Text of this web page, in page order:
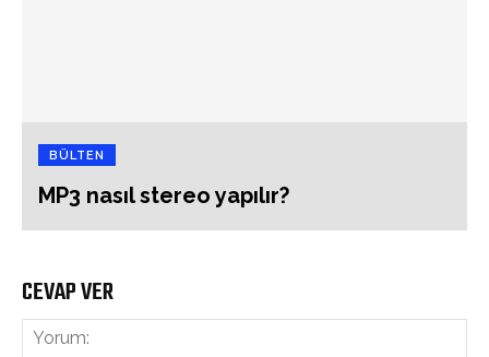
BÜLTEN
MP3 nasıl stereo yapılır?
CEVAP VER